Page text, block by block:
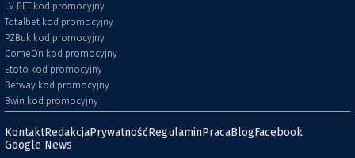
LV BET kod promocyjny
Totalbet kod promocyjny
PZBuk kod promocyjny
ComeOn kod promocyjny
Etoto kod promocyjny
Betway kod promocyjny
Bwin kod promocyjny
KontaktRedakcjaPrywatnośćRegulaminPracaBlogFacebook
Google News